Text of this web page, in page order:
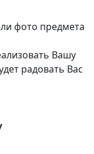
фото предмета
Вашу
радовать Вас